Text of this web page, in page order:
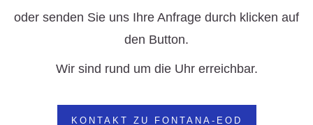
oder senden Sie uns Ihre Anfrage durch klicken auf
den Button.
Wir sind rund um die Uhr erreichbar.
KONTAKT ZU FONTANA-EOD